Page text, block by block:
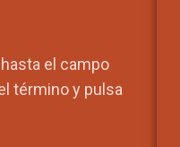
el campo
término y pulsa